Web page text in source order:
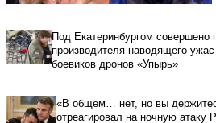
Под Екатеринбургом совершено
производителя наводящего ужас
боевиков дронов «Упырь»
«В общем… нет, но вы
отреагировал на ночную атаку